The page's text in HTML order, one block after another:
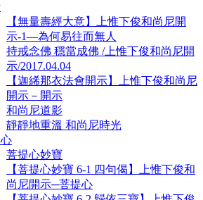
【無量壽經大意】上惟下俊和尚尼開
示-1―為何易往而無人
持戒念佛 穩當成佛 /上惟下俊和尚尼開
示/2017.04.04
【迦絺那衣法會開示】上惟下俊和尚尼
開示－開示
和尚尼道影
靜靜地重溫 和尚尼時光
菩提心妙寶
【菩提心妙寶 6-1 四句偈】上惟下俊和
尚尼開示─菩提心